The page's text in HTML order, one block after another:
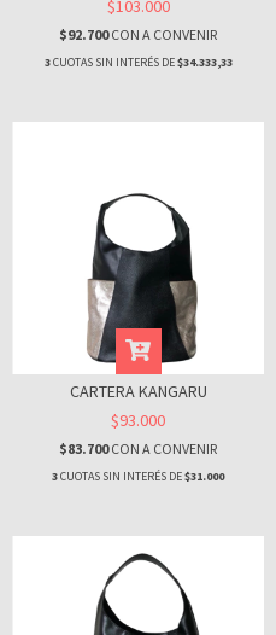
$103.000
$92.700CON A CONVENIR
3CUOTAS SIN INTERÉS DE$34.333,33
CARTERA KANGARU
$93.000
$83.700CON A CONVENIR
3CUOTAS SIN INTERÉS DE$31.000